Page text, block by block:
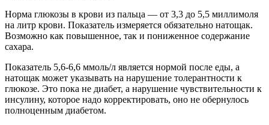
Норма глюкозы в крови из пальца — от 3,3 до 5,5 миллимоля
на литр крови. Показатель измеряется обязательно натощак.
Возможно как повышенное, так и пониженное содержание
сахара.
Показатель 5,6-6,6 ммоль/л является нормой после еды, а
натощак может указывать на нарушение толерантности к
глюкозе. Это пока не диабет, а нарушение чувствительности к
инсулину, которое надо корректировать, оно не обернулось
полноценным диабетом.